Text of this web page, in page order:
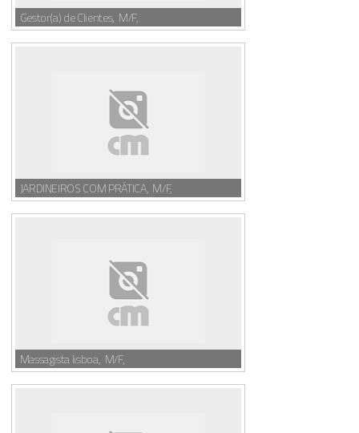
Gestor(a) de Clientes, M/F,
JARDINEIROS COM PRÁTICA, M/F,
Massagista lisboa, M/F,